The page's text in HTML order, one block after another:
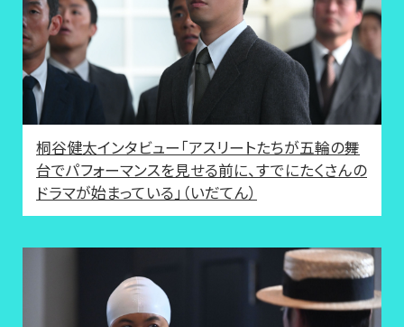
桐谷健太インタビュー「アスリートたちが五輪の舞
台でパフォーマンスを見せる前に、すでにたくさんの
ドラマが始まっている」（いだてん）